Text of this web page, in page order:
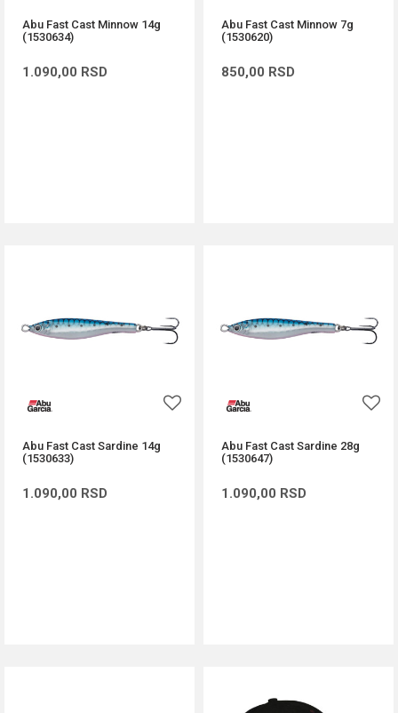
Abu Fast Cast Minnow 14g
(1530634)
1.090,00 RSD
Abu Fast Cast Minnow 7g
(1530620)
850,00 RSD
Abu Fast Cast Sardine 14g
(1530633)
1.090,00 RSD
Abu Fast Cast Sardine 28g
(1530647)
1.090,00 RSD